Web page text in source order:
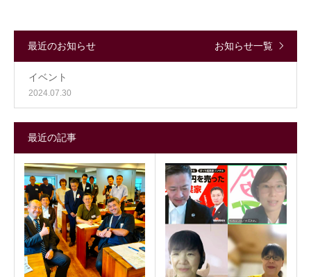
最近のお知らせ お知らせ一覧
イベント
2024.07.30
最近の記事